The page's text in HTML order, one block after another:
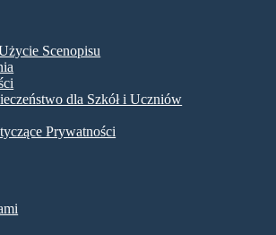
Scenopisu
dla Szkół i Uczniów
Prywatności